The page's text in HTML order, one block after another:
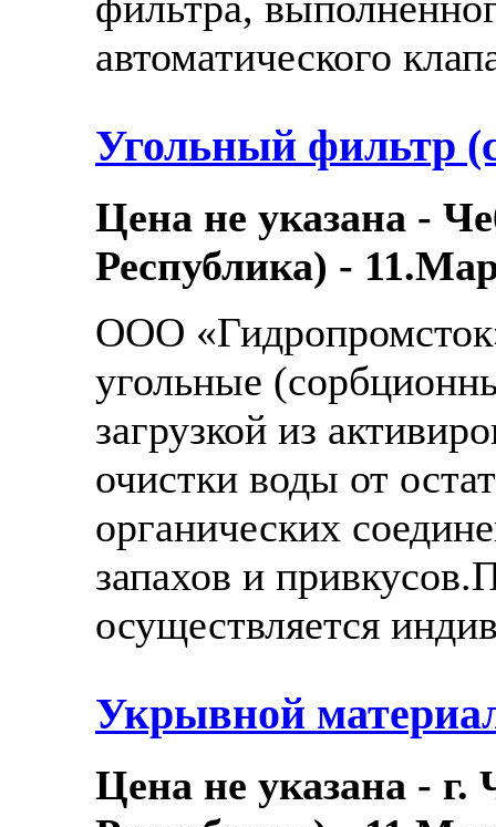
автоматического
Угольный фильтр
Цена не указана -
Республика) -
ООО
угольные
загрузкой из
очистки воды от
органических
запахов и
осуществляется
Укрывной
Цена не указана -